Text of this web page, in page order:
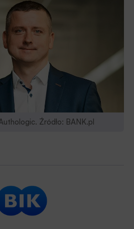
Źródło: BANK.pl